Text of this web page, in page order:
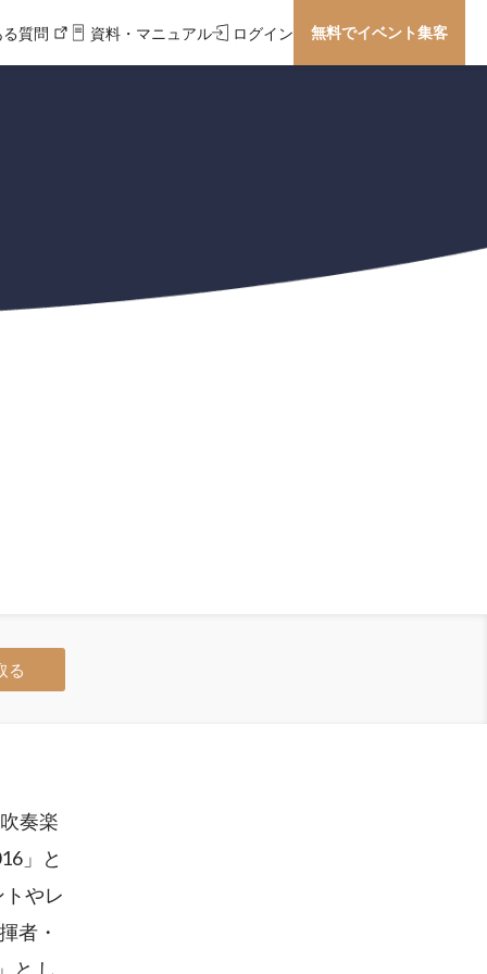
質問 資料・マニュアル ログイン 無料でイベント集客
る
奏楽
」と
やレ
者・
と し